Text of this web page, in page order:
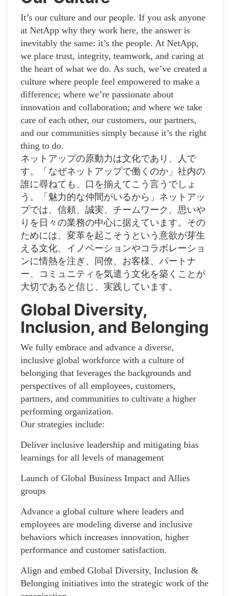
It’s our culture and our people. If you ask anyone
at NetApp why they work here, the answer is
inevitably the same: it’s the people. At NetApp,
we place trust, integrity, teamwork, and caring at
the heart of what we do. As such, we’ve created a
culture where people feel empowered to make a
difference; where we’re passionate about
innovation and collaboration; and where we take
care of each other, our customers, our partners,
and our communities simply because it’s the right
thing to do.
ネットアップの原動力は文化であり、人で
す。「なぜネットアップで働くのか」社内の
誰に尋ねても、口を揃えてこう言うでしょ
う。「魅力的な仲間がいるから」ネットアッ
プでは、信頼、誠実、チームワーク、思いや
りを日々の業務の中心に据えています。その
ためには、変革を起こそうという意欲が芽生
える文化、イノベーションやコラボレーショ
ンに情熱を注ぎ、同僚、お客様、パートナ
ー、コミュニティを気遣う文化を築くことが
大切であると信じ、実践しています。
Global Diversity,
Inclusion, and Belonging
We fully embrace and advance a diverse,
inclusive global workforce with a culture of
belonging that leverages the backgrounds and
perspectives of all employees, customers,
partners, and communities to cultivate a higher
performing organization.
Our strategies include:
Deliver inclusive leadership and mitigating bias
learnings for all levels of management
Launch of Global Business Impact and Allies
groups
Advance a global culture where leaders and
employees are modeling diverse and inclusive
behaviors which increases innovation, higher
performance and customer satisfaction.
Align and embed Global Diversity, Inclusion &
Belonging initiatives into the strategic work of the